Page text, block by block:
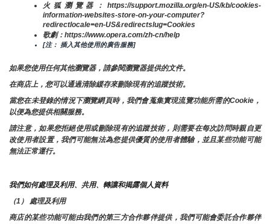
火狐瀏覽器：https://support.mozilla.org/en-US/kb/cookies-
information-websites-store-on-your-computer?
redirectlocale=en-US&redirectslug=Cookies
歌劇：https://www.opera.com/zh-cn/help
[注： 插入其他使用的廣告服務]
如果您使用任何其他瀏覽器，請參閱瀏覽器提供的文件。
在商店上，您可以通過清除緩存來刪除現有的追蹤技術。
當您在未登錄的情況下瀏覽網頁時，我們會蒐集實現流覽功能所需的Cookie，
以便為您提供相關服務。
請注意，如果您拒絕使用或刪除現有的追蹤技術，則需要在每次訪問時親自更
改使用者設置，我們可能無法為您提供優質的使用者體驗，並且某些功能可能
無法正常運行。
我們如何處理及利用、共用、轉讓和揭露個人資料
（1） 處理及利用
商店的某些功能可能由我們的第三方合作夥伴提供，我們可能會委託合作夥伴